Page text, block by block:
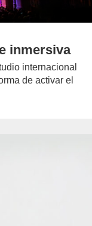
inmersiva
internacional
de activar el